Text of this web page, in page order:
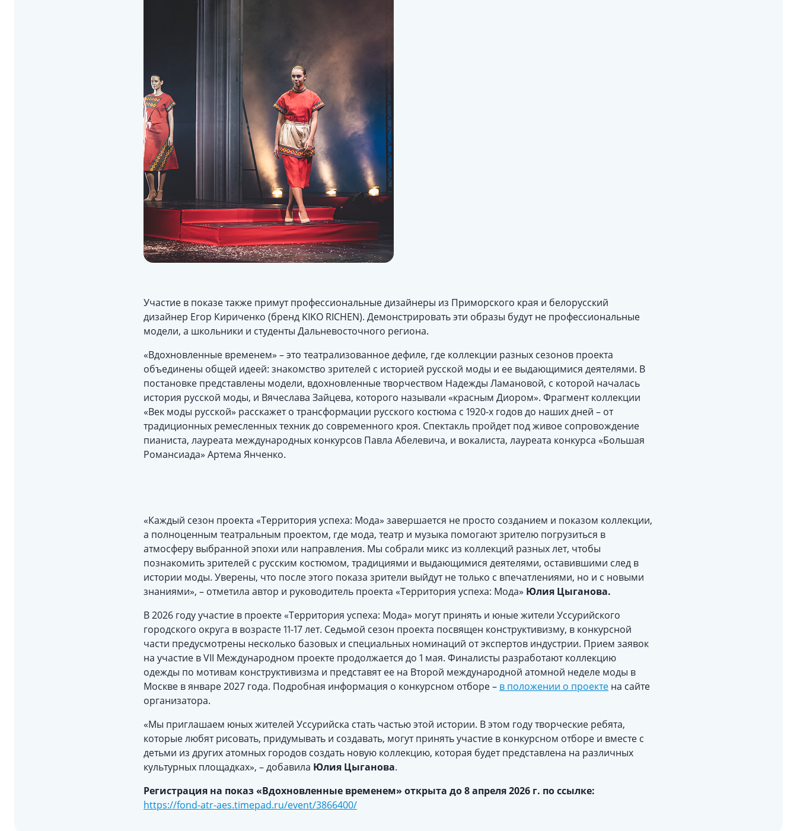
Участие в показе также примут профессиональные дизайнеры из Приморского края и белорусский
дизайнер Егор Кириченко (бренд KIKO RICHEN). Демонстрировать эти образы будут не профессиональные
модели, а школьники и студенты Дальневосточного региона.
«Вдохновленные временем» – это театрализованное дефиле, где коллекции разных сезонов проекта
объединены общей идеей: знакомство зрителей с историей русской моды и ее выдающимися деятелями. В
постановке представлены модели, вдохновленные творчеством Надежды Ламановой, с которой началась
история русской моды, и Вячеслава Зайцева, которого называли «красным Диором». Фрагмент коллекции
«Век моды русской» расскажет о трансформации русского костюма с 1920-х годов до наших дней – от
традиционных ремесленных техник до современного кроя. Спектакль пройдет под живое сопровождение
пианиста, лауреата международных конкурсов Павла Абелевича, и вокалиста, лауреата конкурса «Большая
Романсиада» Артема Янченко.
«Каждый сезон проекта «Территория успеха: Мода» завершается не просто созданием и показом коллекции,
а полноценным театральным проектом, где мода, театр и музыка помогают зрителю погрузиться в
атмосферу выбранной эпохи или направления. Мы собрали микс из коллекций разных лет, чтобы
познакомить зрителей с русским костюмом, традициями и выдающимися деятелями, оставившими след в
истории моды. Уверены, что после этого показа зрители выйдут не только с впечатлениями, но и с новыми
знаниями», – отметила автор и руководитель проекта «Территория успеха: Мода» Юлия Цыганова.
В 2026 году участие в проекте «Территория успеха: Мода» могут принять и юные жители Уссурийского
городского округа в возрасте 11-17 лет. Седьмой сезон проекта посвящен конструктивизму, в конкурсной
части предусмотрены несколько базовых и специальных номинаций от экспертов индустрии. Прием заявок
на участие в VII Международном проекте продолжается до 1 мая. Финалисты разработают коллекцию
одежды по мотивам конструктивизма и представят ее на Второй международной атомной неделе моды в
Москве в январе 2027 года. Подробная информация о конкурсном отборе – в положении о проекте на сайте
организатора.
«Мы приглашаем юных жителей Уссурийска стать частью этой истории. В этом году творческие ребята,
которые любят рисовать, придумывать и создавать, могут принять участие в конкурсном отборе и вместе с
детьми из других атомных городов создать новую коллекцию, которая будет представлена на различных
культурных площадках», – добавила Юлия Цыганова.
Регистрация на показ «Вдохновленные временем» открыта до 8 апреля 2026 г. по ссылке:
https://fond-atr-aes.timepad.ru/event/3866400/